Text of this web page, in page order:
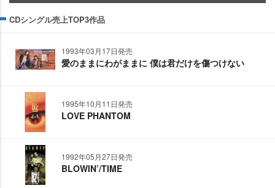
CDシングル売上TOP3作品
1993年03月17日発売
愛のままにわがままに 僕は君だけを傷つけない
1995年10月11日発売
LOVE PHANTOM
1992年05月27日発売
BLOWIN’/TIME